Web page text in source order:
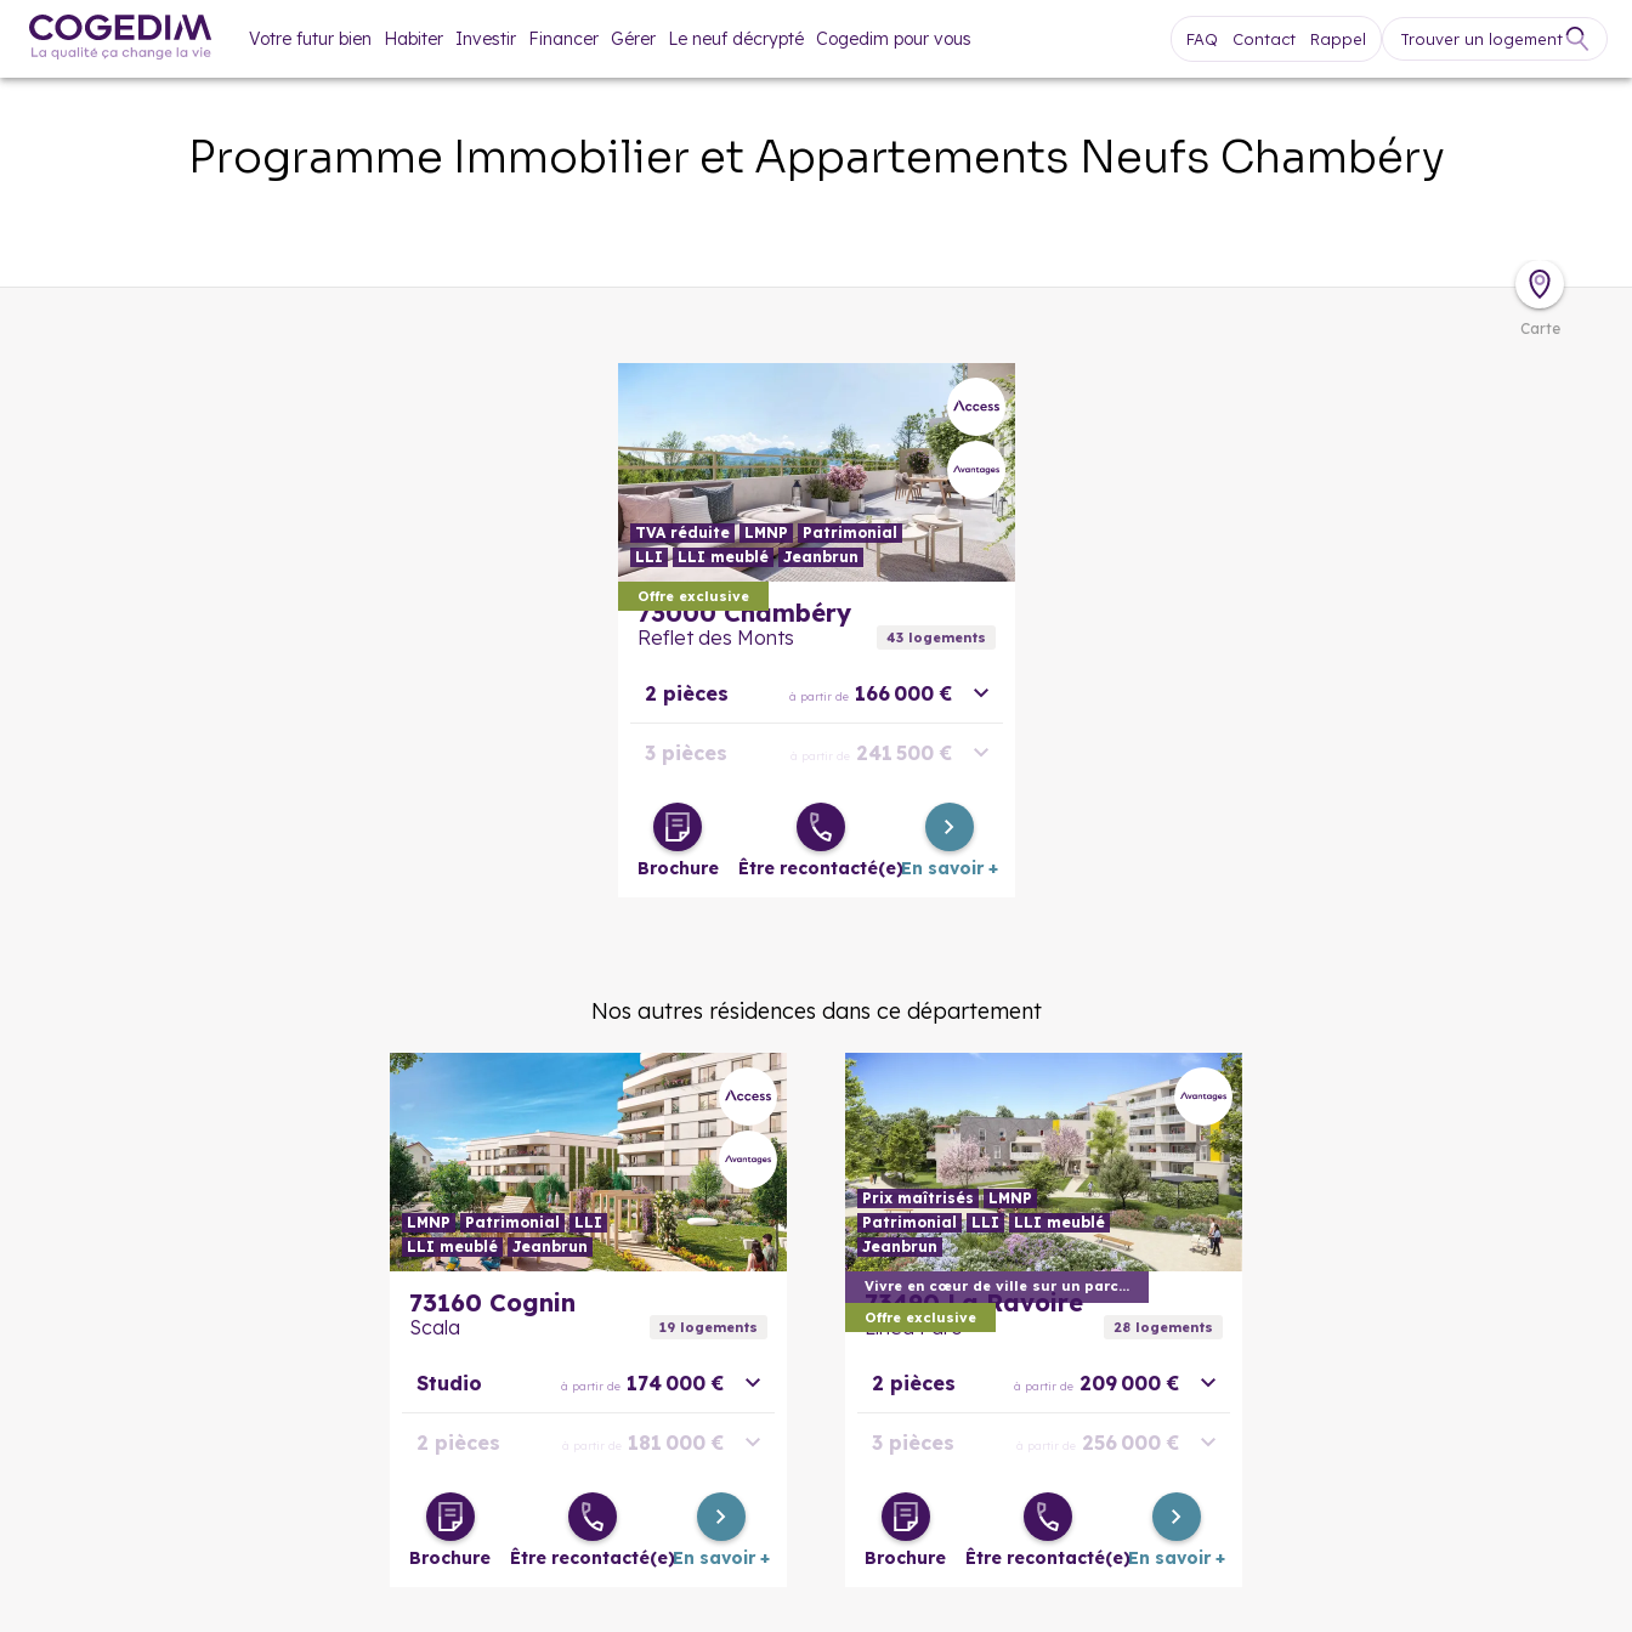
Votre futur bien Habiter Investir Financer Gérer Le neuf décrypté Cogedim pour vous FAQ Contact Rappel Trouver un logement
Programme Immobilier et Appartements Neufs Chambéry
Carte
Offre exclusive
TVA réduite LMNP
Patrimonial
LLI
LLI meublé Jeanbrun
73000 Chambéry
Reflet des Monts 43logements
2 pièces à partir de 166 000 €
3 pièces à partir de 241 500 €
4 pièces à partir de 292 500 €
Brochure Être recontacté(e)En savoir +
Nos autres résidences dans ce département
LMNP Patrimonial
LLI
LLI meublé
Jeanbrun
En savoir plus
73160 Cognin
Scala 19 logements
Studio à partir de 174 000 €
2 pièces à partir de 181 000 €
3 pièces à partir de 260 000 €
Brochure Être recontacté(e)En savoir +
Vivre en cœur de ville sur un parc de 5
Offre exclusive
Prix maîtrisés
LMNP
Patrimonial
LLI
LLI meublé
Jeanbrun
73490 La Ravoire
Linéa Parc 28 logements
2 pièces à partir de 209 000 €
3 pièces à partir de 256 000 €
4 pièces à partir de 312 000 €
Brochure Être recontacté(e)En savoir +